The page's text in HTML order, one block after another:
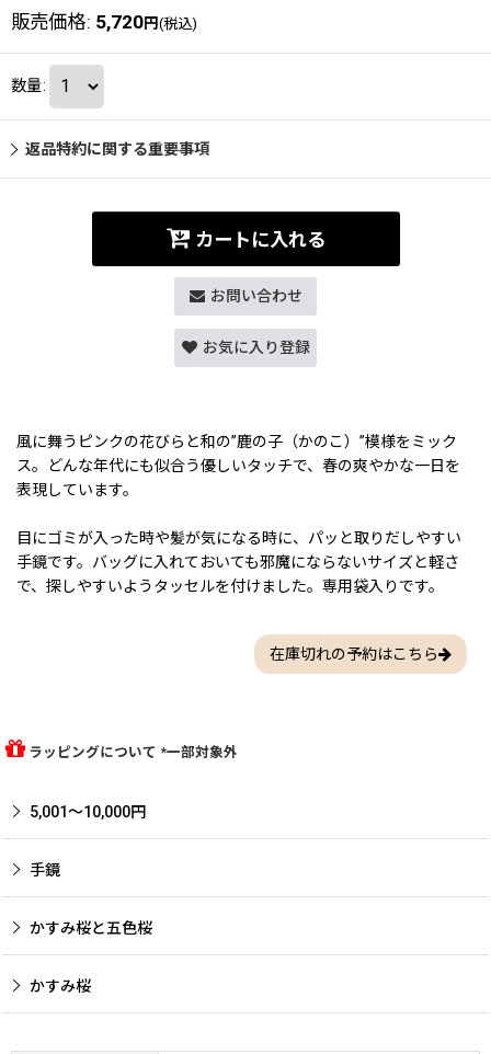
販売価格: 5,720円 (税込)
数量:
返品特約に関する重要事項
カートに入れる
お問い合わせ
お気に入り登録
風に舞うピンクの花びらと和の”鹿の子（かのこ）”模様をミック
ス。どんな年代にも似合う優しいタッチで、春の爽やかな一日を
表現しています。
目にゴミが入った時や髪が気になる時に、パッと取りだしやすい
手鏡です。バッグに入れておいても邪魔にならないサイズと軽さ
で、探しやすいようタッセルを付けました。専用袋入りです。
在庫切れの予約はこちら
ラッピングについて *一部対象外
5,001〜10,000円
手鏡
かすみ桜と五色桜
かすみ桜